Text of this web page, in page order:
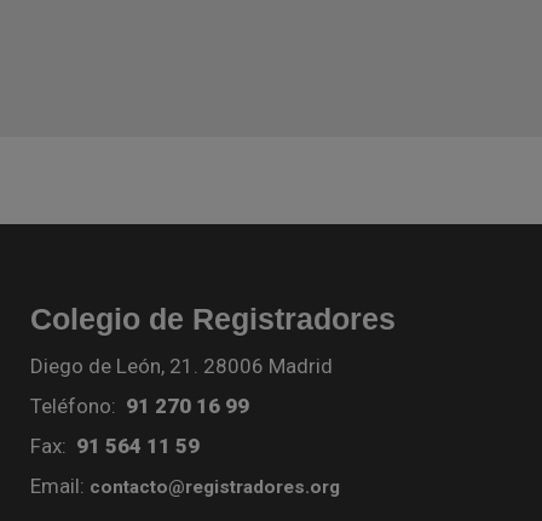
Colegio de Registradores
Diego de León, 21. 28006 Madrid
Teléfono: 91 270 16 99
Fax: 91 564 11 59
Email: contacto@registradores.org